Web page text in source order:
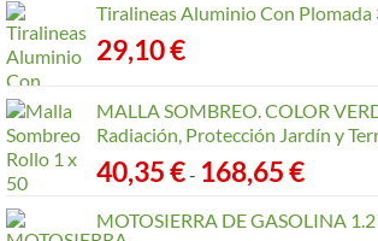
Tiralineas Aluminio Con
29,10€
MALLA SOMBREO. COLOR
Radiación, Protección Jardín y
40,35€- 168,65€Rango
precios:
MOTOSIERRA DE GASOLINA